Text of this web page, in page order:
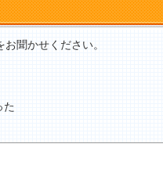
聞かせください。
た